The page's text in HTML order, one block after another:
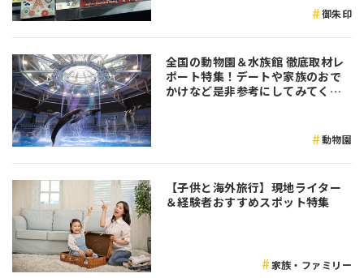
御朱印
全国の動物園＆水族館 徹底取材レ
ポート特集！デートや家族のおで
かけなど是非参考にしてみてくだ
動物園
【子供と海外旅行】現地ライター
＆経験者おすすめスポット特集
家族・ファミリー